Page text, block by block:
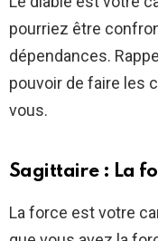
pourriez être
dépendances.
pouvoir de faire les
vous.
Sagittaire : La
La force est votre